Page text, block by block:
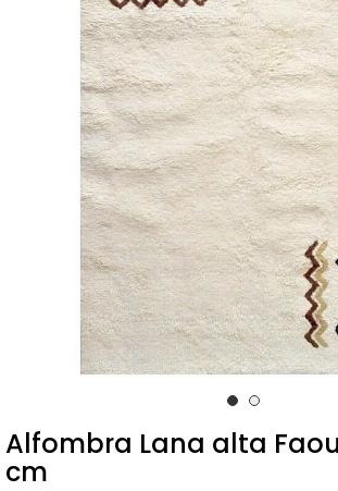
Alfombra Lana alta
cm